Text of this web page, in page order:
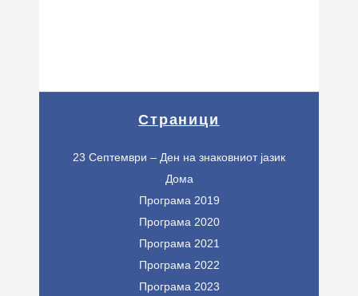
Страници
23 Септември – Ден на знаковниот јазик
Дома
Програма 2019
Програма 2020
Програма 2021
Програма 2022
Програма 2023